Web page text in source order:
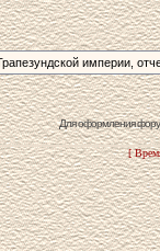
империи,­
Для оформления
[